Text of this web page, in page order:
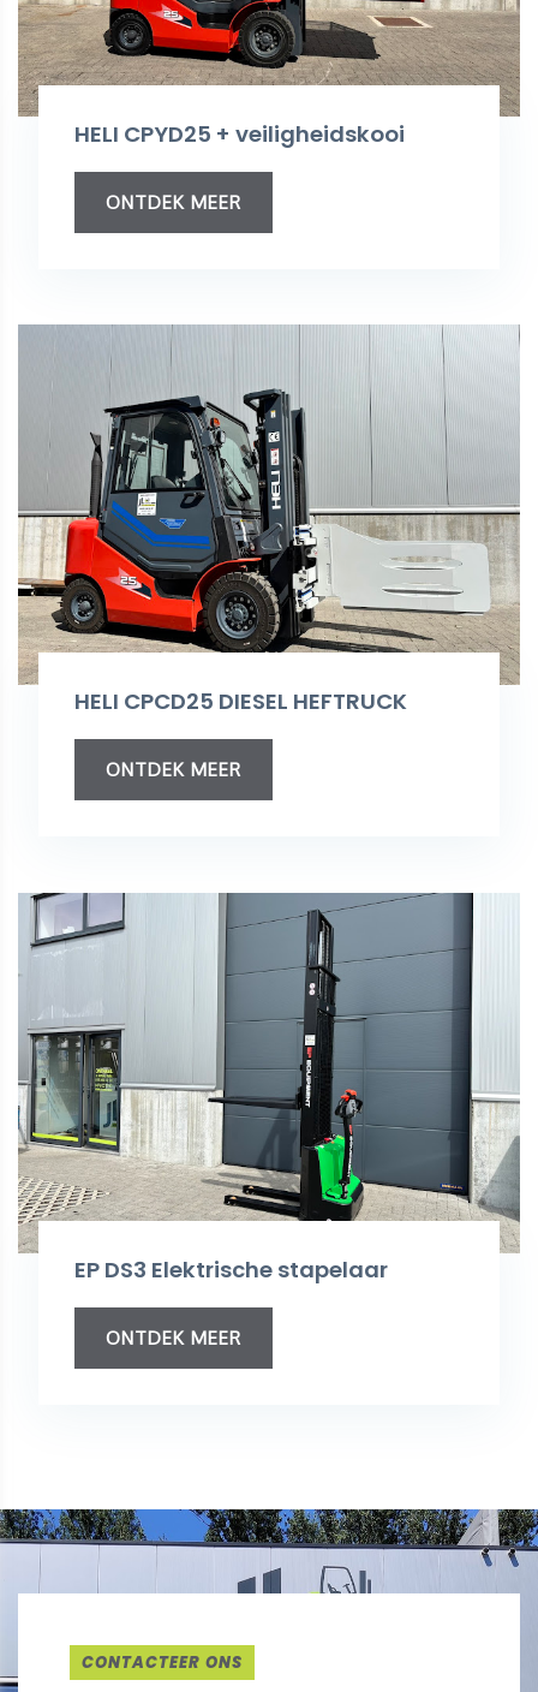
HELI CPYD25 + veiligheidskooi
ONTDEK MEER
HELI CPCD25 DIESEL HEFTRUCK
ONTDEK MEER
EP DS3 Elektrische stapelaar
ONTDEK MEER
CONTACTEER ONS